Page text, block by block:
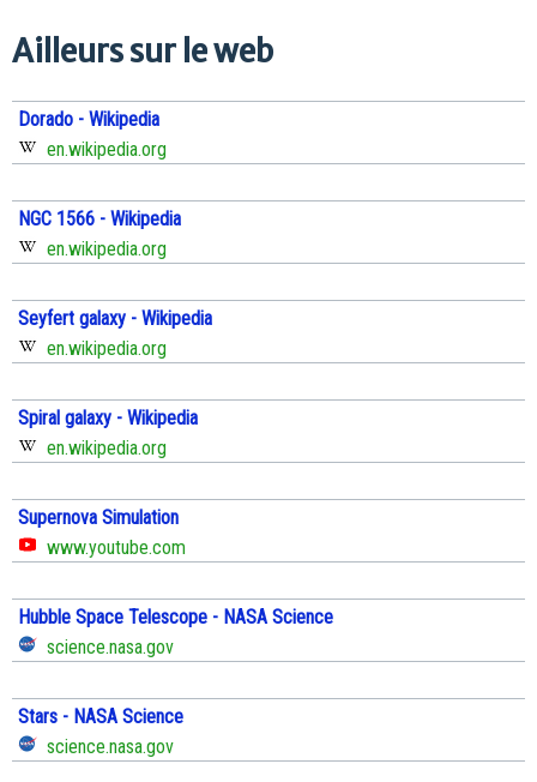
Ailleurs sur le web
Dorado - Wikipedia
en.wikipedia.org
NGC 1566 - Wikipedia
en.wikipedia.org
Seyfert galaxy - Wikipedia
en.wikipedia.org
Spiral galaxy - Wikipedia
en.wikipedia.org
Supernova Simulation
www.youtube.com
Hubble Space Telescope - NASA Science
science.nasa.gov
Stars - NASA Science
science.nasa.gov